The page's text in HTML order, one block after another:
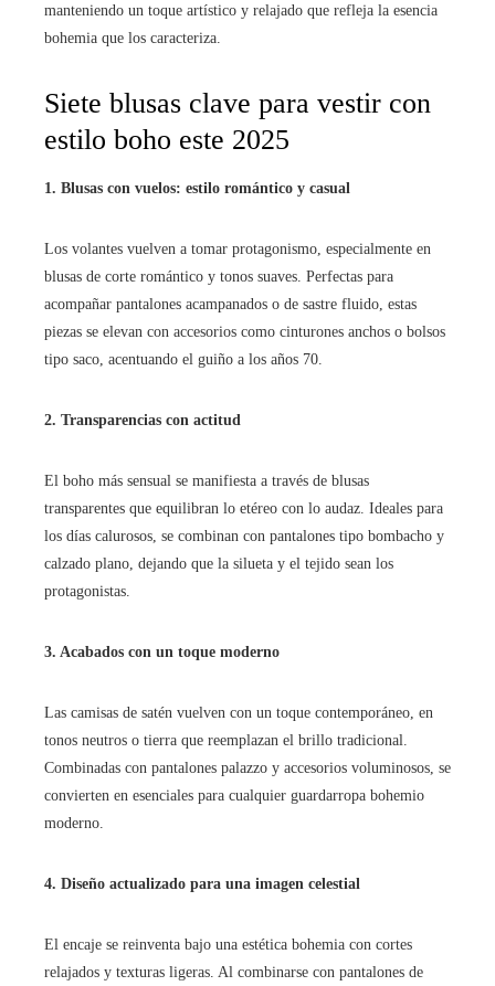
manteniendo un toque artístico y relajado que refleja la esencia
bohemia que los caracteriza.
Siete blusas clave para vestir con
estilo boho este 2025
1. Blusas con vuelos: estilo romántico y casual
Los volantes vuelven a tomar protagonismo, especialmente en
blusas de corte romántico y tonos suaves. Perfectas para
acompañar pantalones acampanados o de sastre fluido, estas
piezas se elevan con accesorios como cinturones anchos o bolsos
tipo saco, acentuando el guiño a los años 70.
2. Transparencias con actitud
El boho más sensual se manifiesta a través de blusas
transparentes que equilibran lo etéreo con lo audaz. Ideales para
los días calurosos, se combinan con pantalones tipo bombacho y
calzado plano, dejando que la silueta y el tejido sean los
protagonistas.
3. Acabados con un toque moderno
Las camisas de satén vuelven con un toque contemporáneo, en
tonos neutros o tierra que reemplazan el brillo tradicional.
Combinadas con pantalones palazzo y accesorios voluminosos, se
convierten en esenciales para cualquier guardarropa bohemio
moderno.
4. Diseño actualizado para una imagen celestial
El encaje se reinventa bajo una estética bohemia con cortes
relajados y texturas ligeras. Al combinarse con pantalones de